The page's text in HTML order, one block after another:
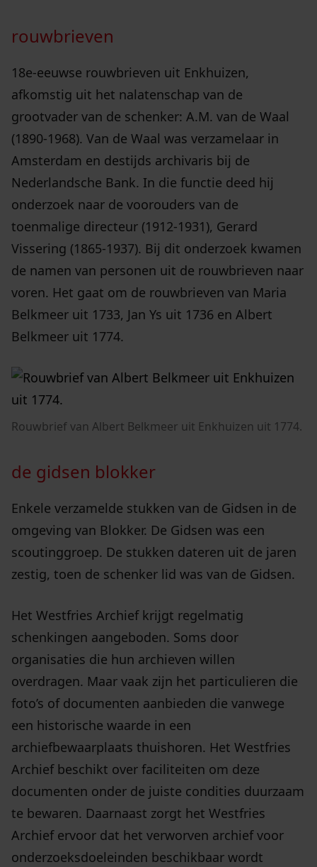
rouwbrieven
18e-eeuwse rouwbrieven uit Enkhuizen,
afkomstig uit het nalatenschap van de
grootvader van de schenker: A.M. van de Waal
(1890-1968). Van de Waal was verzamelaar in
Amsterdam en destijds archivaris bij de
Nederlandsche Bank. In die functie deed hij
onderzoek naar de voorouders van de
toenmalige directeur (1912-1931), Gerard
Vissering (1865-1937). Bij dit onderzoek kwamen
de namen van personen uit de rouwbrieven naar
voren. Het gaat om de rouwbrieven van Maria
Belkmeer uit 1733, Jan Ys uit 1736 en Albert
Belkmeer uit 1774.
Rouwbrief van Albert Belkmeer uit Enkhuizen uit 1774.
de gidsen blokker
Enkele verzamelde stukken van de Gidsen in de
omgeving van Blokker. De Gidsen was een
scoutinggroep. De stukken dateren uit de jaren
zestig, toen de schenker lid was van de Gidsen.
Het Westfries Archief krijgt regelmatig
schenkingen aangeboden. Soms door
organisaties die hun archieven willen
overdragen. Maar vaak zijn het particulieren die
foto’s of documenten aanbieden die vanwege
een historische waarde in een
archiefbewaarplaats thuishoren. Het Westfries
Archief beschikt over faciliteiten om deze
documenten onder de juiste condities duurzaam
te bewaren. Daarnaast zorgt het Westfries
Archief ervoor dat het verworven archief voor
onderzoeksdoeleinden beschikbaar wordt